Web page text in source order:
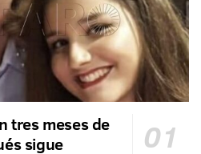
tres meses de
sigue